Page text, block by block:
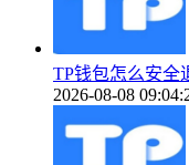
TP钱包怎么安全
2026-08-08